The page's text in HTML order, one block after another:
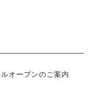
オープンのご案内